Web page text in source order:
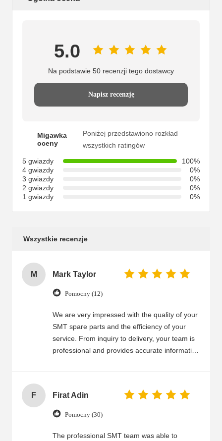
5.0
Na podstawie 50 recenzji tego dostawcy
Napisz recenzję
Migawka
oceny
Poniżej przedstawiono rozkład
wszystkich ratingów
5 gwiazdy
100%
4 gwiazdy
0%
3 gwiazdy
0%
2 gwiazdy
0%
1 gwiazdy
0%
Wszystkie recenzje
M Mark Taylor
Pomocny (12)
We are very impressed with the quality of your
SMT spare parts and the efficiency of your
service. From inquiry to delivery, your team is
professional and provides accurate information
production schedules, and the packaging is
secure to prevent damage. Your after-sales
your company to anyone in need of SMT spare
F Firat Adin
Pomocny (30)
The professional SMT team was able to